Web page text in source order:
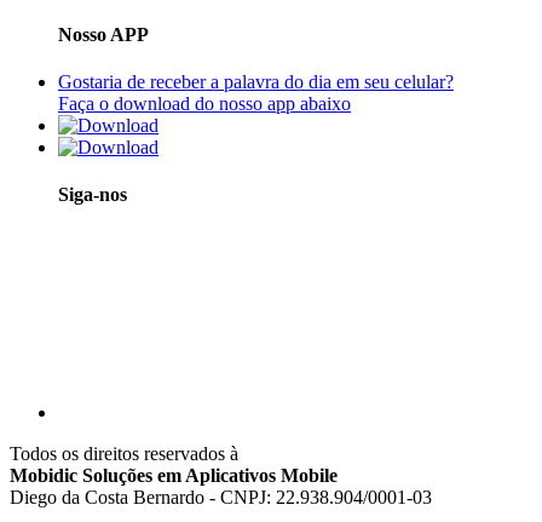
Nosso APP
Gostaria de receber a palavra do dia em seu celular?
Faça o download do nosso app abaixo
Siga-nos
Todos os direitos reservados à
Mobidic Soluções em Aplicativos Mobile
Diego da Costa Bernardo - CNPJ: 22.938.904/0001-03